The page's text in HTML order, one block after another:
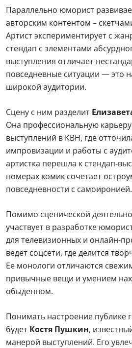
Параллельно юморист
авторским контентом –
Артист экспериментирует с
стендап с элементами
выступления отличает
повседневные ситуации — это
широкой аудитории.
Сцену с ним разделит
Она профессиональную
выступлений в КВН, где
импровизации и работы с
артистка перешла к
номерах комик сочетает
повседневности с самоиронией.
Помимо сценической
участвует в разработке
для телевизионных и
ведет соцсети, где делится
Ее монологи отличаются
привычные вещи и умением
обыденном.
Понимать настроение публике
будет Костя Пушкин,
манерой выступлений. Его